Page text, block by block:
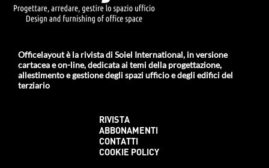
Officelayout è la rivista di Soiel International, in versione
cartacea e on-line, dedicata ai temi della progettazione,
allestimento e gestione degli spazi ufficio e degli edifici del
terziario
RIVISTA
ABBONAMENTI
CONTATTI
COOKIE POLICY